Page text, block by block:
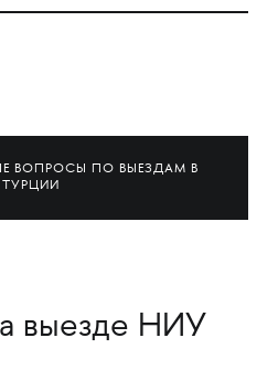
ВОПРОСЫ ПО ВЫЕЗДАМ В
ТУРЦИИ
выезде НИУ